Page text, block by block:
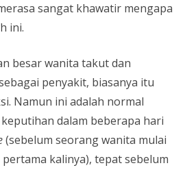
sangat khawatir mengapa
ini.
besar wanita takut dan
penyakit, biasanya itu
Namun ini adalah normal
dalam beberapa hari
(sebelum seorang wanita mulai
kalinya), tepat sebelum